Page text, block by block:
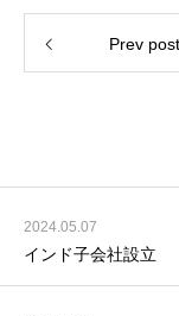
Prev post
2024.05.07
インド子会社設立